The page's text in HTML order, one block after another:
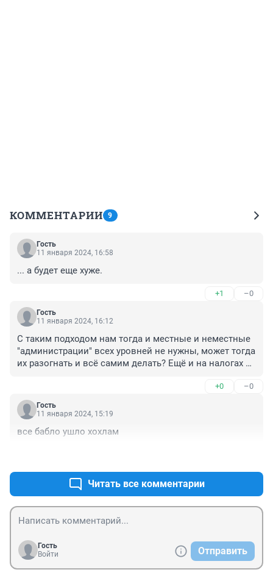
КОММЕНТАРИИ 9
Гость
11 января 2024, 16:58
... а будет еще хуже.
+1 –0
Гость
11 января 2024, 16:12
С таким подходом нам тогда и местные и неместные
"администрации" всех уровней не нужны, может тогда
их разогнать и всё самим делать? Ещё и на налогах
+0 –0
Гость
11 января 2024, 15:19
все бабло ушло хохлам
Читать все комментарии
Гость
Войти
Отправить